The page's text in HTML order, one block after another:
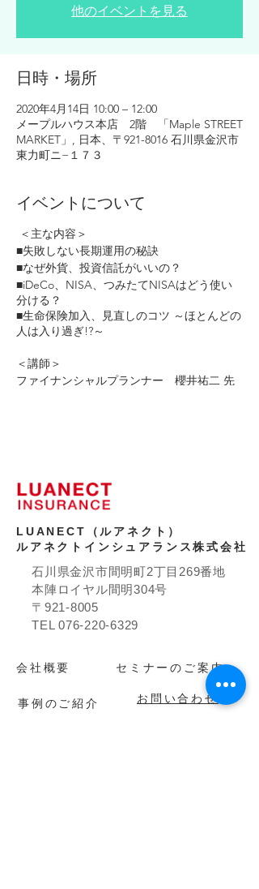
他のイベントを見る
日時・場所
2020年4月14日 10:00 – 12:00
メープルハウス本店 2階 「Maple STREET
MARKET」, 日本、〒921-8016 石川県金沢市
東力町ニ−１７３
イベントについて
＜主な内容＞
■失敗しない長期運用の秘訣
■なぜ外貨、投資信託がいいの？
■iDeCo、NISA、つみたてNISAはどう使い
分ける？
■生命保険加入、見直しのコツ ～ほとんどの
人は入り過ぎ!?～
＜講師＞
ファイナンシャルプランナー 櫻井祐二 先
LUANECT（ルアネクト）
ルアネクトインシュアランス株式会社
石川県金沢市間明町2丁目269番地
本陣ロイヤル間明304号
〒921-8005
TEL 076-220-6329
​会社概要 セミナーのご案内
事例のご紹介 お問い合わせ